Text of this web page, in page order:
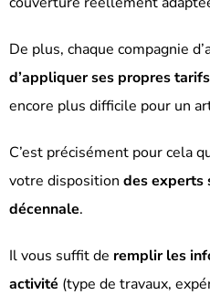
De plus, chaque compagnie
d’appliquer ses propres tarifs
encore plus difficile pour un
C’est précisément pour cela
votre disposition des experts
décennale.
Il vous suffit de remplir les
activité (type de travaux,